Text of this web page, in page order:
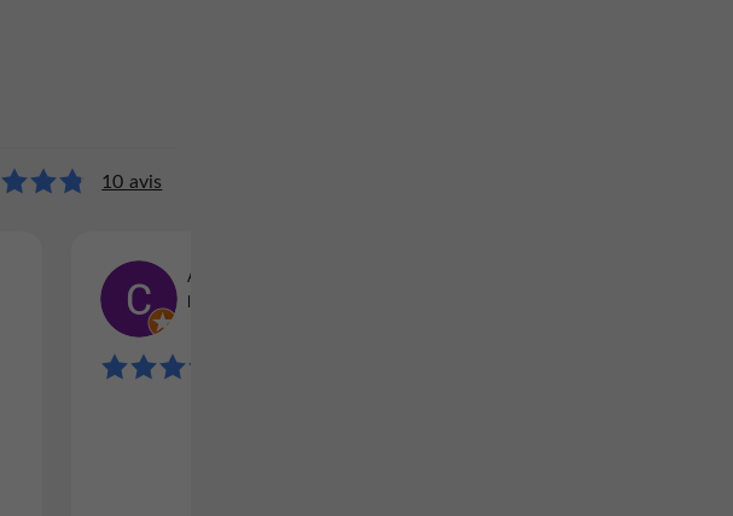
10 avis
Avis publié par
le 01/07/2025